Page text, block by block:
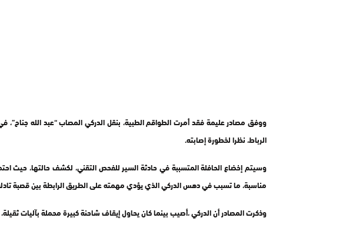
ووفق مصادر عليمة فقد أمرت الطواقم الطبية، بنقل الدركي المصاب “عبد الله
الرباط، نظرا لخطورة إصابته.
وسيتم إخضاع الحافلة المتسببة في حادثة السير للفحص التقني، لكشف حالتها، حيث
مناسبة، ما تسبب في دهس الدركي الذي يؤدي مهمته على الطريق الرابطة بين قصبة
وذكرت المصادر أن الدركي ،أصيب بينما كان يحاول إيقاف شاحنة كبيرة محملة بآليات